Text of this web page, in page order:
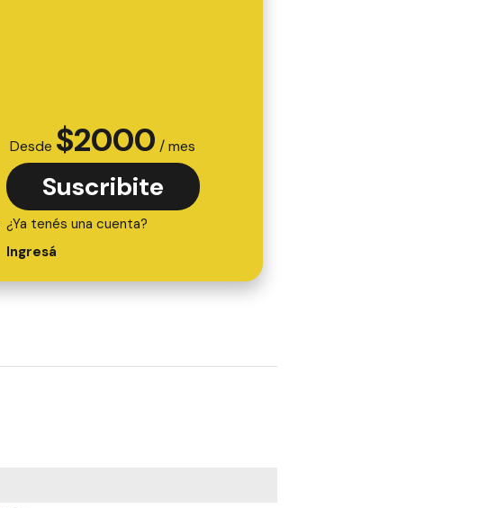
Desde $2000 / mes
Suscribite
¿Ya tenés una cuenta?
Ingresá